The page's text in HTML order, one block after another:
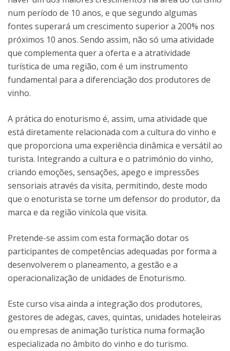
num período de 10 anos, e que segundo algumas
fontes superará um crescimento superior a 200% nos
próximos 10 anos. Sendo assim, não só uma atividade
que complementa quer a oferta e a atratividade
turística de uma região, com é um instrumento
fundamental para a diferenciação dos produtores de
vinho.
A prática do enoturismo é, assim, uma atividade que
está diretamente relacionada com a cultura do vinho e
que proporciona uma experiência dinâmica e versátil ao
turista. Integrando a cultura e o património do vinho,
criando emoções, sensações, apego e impressões
sensoriais através da visita, permitindo, deste modo
que o enoturista se torne um defensor do produtor, da
marca e da região vinícola que visita.
Pretende-se assim com esta formação dotar os
participantes de competências adequadas por forma a
desenvolverem o planeamento, a gestão e a
operacionalização de unidades de Enoturismo.
Este curso visa ainda a integração dos produtores,
gestores de adegas, caves, quintas, unidades hoteleiras
ou empresas de animação turística numa formação
especializada no âmbito do vinho e do turismo.